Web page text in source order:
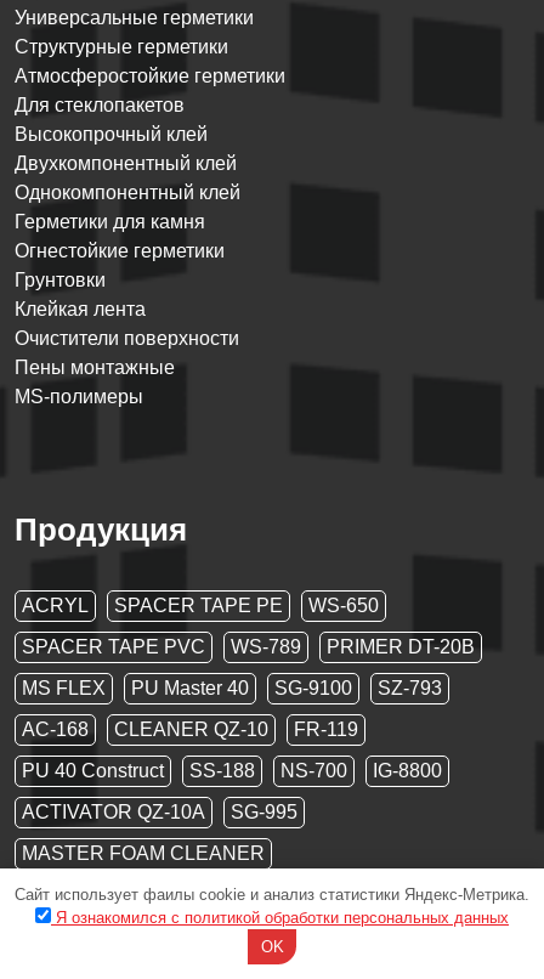
Универсальные герметики
Структурные герметики
Атмосферостойкие герметики
Для стеклопакетов
Высокопрочный клей
Двухкомпонентный клей
Однокомпонентный клей
Герметики для камня
Огнестойкие герметики
Грунтовки
Клейкая лента
Очистители поверхности
Пены монтажные
MS-полимеры
Продукция
ACRYL SPACER TAPE PE
WS-650
SPACER TAPE PVC
WS-789
PRIMER DT-20B
MS FLEX
PU Master 40 SG-9100
SZ-793
AC-168
CLEANER QZ-10
FR-119
PU 40 Construct
SS-188 NS-700
IG-8800
ACTIVATOR QZ-10A
SG-995
MASTER FOAM CLEANER
PU FOAM MASTER all season
PU FOAM MASTER B1 fire
Сайт использует фаилы cookie и анализ статистики Яндекс-Метрика.
Я ознакомился с политикой обработки персональных данных
OK